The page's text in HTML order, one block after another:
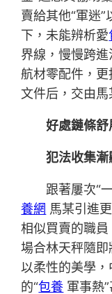
賣給其他“軍迷
下，未能辨析愛
界線，慢慢跨
航材零配件，
文件后，交由馬
好處鏈條舒
犯法收集漸
跟著屢次“
養網 馬某引進
相似買賣的職
場合林天秤隨
以柔性的美學
的“包養 軍事熱